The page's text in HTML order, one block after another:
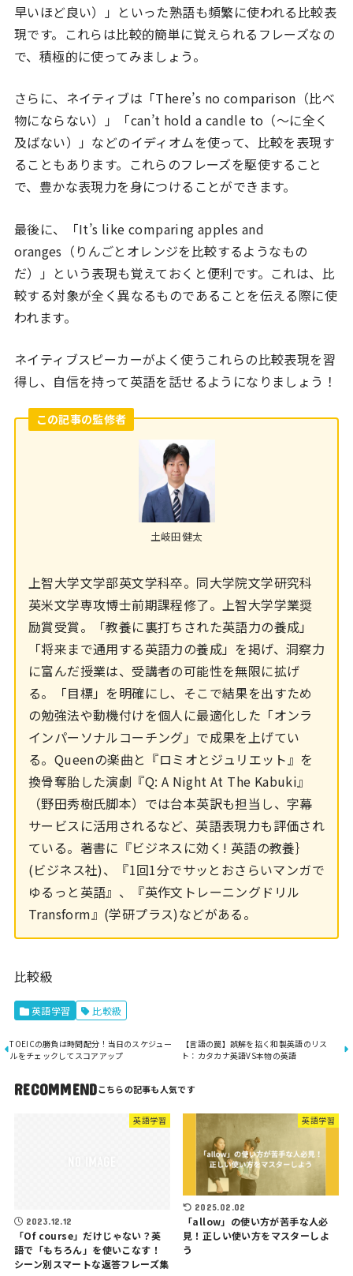
早いほど良い）」といった熟語も頻繁に使われる比較表
現です。これらは比較的簡単に覚えられるフレーズなの
で、積極的に使ってみましょう。
さらに、ネイティブは「There’s no comparison（比べ
物にならない）」「can’t hold a candle to（～に全く
及ばない）」などのイディオムを使って、比較を表現す
ることもあります。これらのフレーズを駆使すること
で、豊かな表現力を身につけることができます。
最後に、「It’s like comparing apples and
oranges（りんごとオレンジを比較するようなもの
だ）」という表現も覚えておくと便利です。これは、比
較する対象が全く異なるものであることを伝える際に使
われます。
ネイティブスピーカーがよく使うこれらの比較表現を習
得し、自信を持って英語を話せるようになりましょう！
この記事の監修者
土岐田健太
上智大学文学部英文学科卒。同大学院文学研究科
英米文学専攻博士前期課程修了。上智大学学業奨
励賞受賞。「教養に裏打ちされた英語力の養成」
「将来まで通用する英語力の養成」を掲げ、洞察力
に富んだ授業は、受講者の可能性を無限に拡げ
る。「目標」を明確にし、そこで結果を出すため
の勉強法や動機付けを個人に最適化した「オンラ
インパーソナルコーチング」で成果を上げてい
る。Queenの楽曲と『ロミオとジュリエット』を
換骨奪胎した演劇『Q: A Night At The Kabuki』
（野田秀樹氏脚本）では台本英訳も担当し、字幕
サービスに活用されるなど、英語表現力も評価され
ている。著書に『ビジネスに効く! 英語の教養｝
(ビジネス社)、『1回1分でサッとおさらいマンガで
ゆるっと英語』、『英作文トレーニングドリル
Transform』(学研プラス)などがある。
比較級
英語学習 比較級
TOEICの勝負は時間配分！当日のスケジュー
ルをチェックしてスコアアップ
【言語の罠】誤解を招く和製英語のリス
ト：カタカナ英語VS本物の英語
RECOMMEND
英語学習
2023.12.12
「Of course」だけじゃない？英
語で「もちろん」を使いこなす！
シーン別スマートな返答フレーズ集
英語学習
2025.02.02
「allow」の使い方が苦手な人必
見！正しい使い方をマスターしよ
う